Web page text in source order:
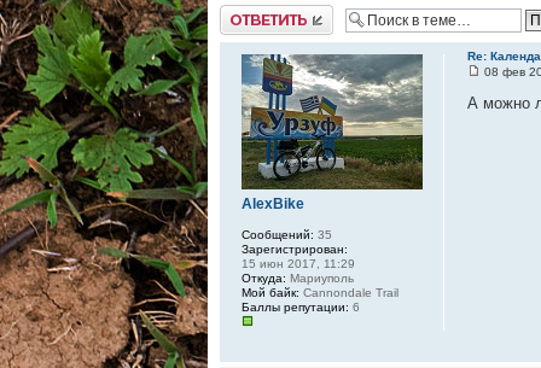
Ответить
Re:
08 фев
А можно
AlexBike
Сообщений: 35
Зарегистрирован:
15 июн 2017, 11:29
Откуда: Мариуполь
Мой байк: Cannondale Trail
Баллы репутации: 6